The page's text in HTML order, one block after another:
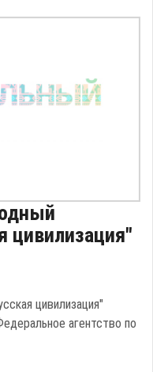
цивилизация"
цивилизация"
агентство по